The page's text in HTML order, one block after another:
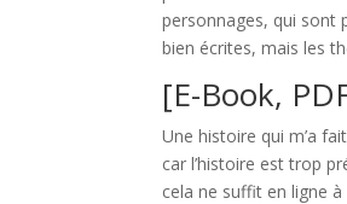
personnages, qui sont
bien écrites, mais les
[E-Book,
Une histoire qui m’a
car l’histoire est trop
cela ne suffit en ligne à